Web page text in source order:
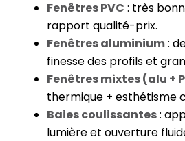
Fenêtres PVC : très
rapport qualité-prix.
Fenêtres aluminium:
finesse des profils et
Fenêtres mixtes (alu +
thermique + esthétisme
Baies coulissantes:
lumière et ouverture